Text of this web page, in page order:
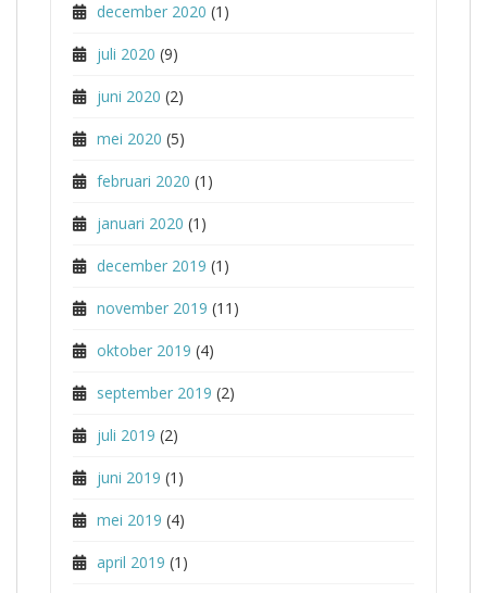
december 2020 (1)
juli 2020 (9)
juni 2020 (2)
mei 2020 (5)
februari 2020 (1)
januari 2020 (1)
december 2019 (1)
november 2019 (11)
oktober 2019 (4)
september 2019 (2)
juli 2019 (2)
juni 2019 (1)
mei 2019 (4)
april 2019 (1)